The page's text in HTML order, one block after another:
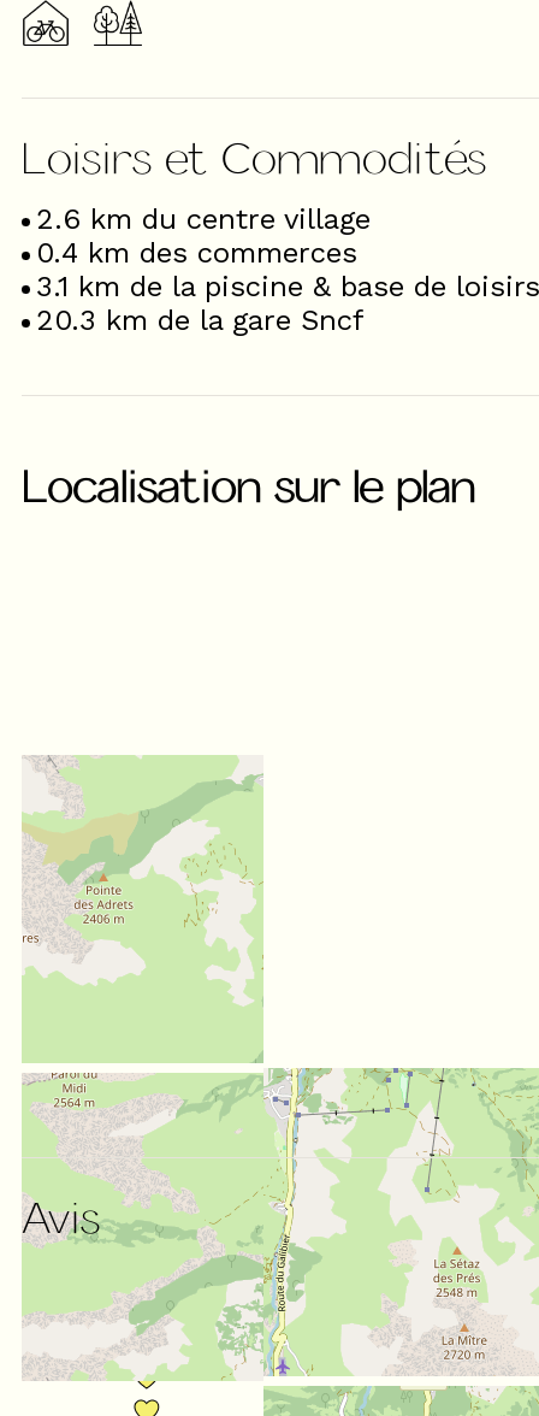
Loisirs et Commodités
2.6 km du centre village
0.4 km des commerces
3.1 km de la piscine & base de loisirs
20.3 km de la gare Sncf
Localisation sur le plan
Avis
(5 avis)